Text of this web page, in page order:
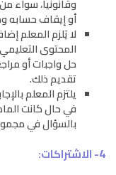
وقانونيا، سواء
أو إيقاف حسابه
لا يَلزم المعلم
المحتوى
حل واجبات أو
تقديم ذلك.
يلتزم المعلم
في حال كانت
بالسؤال في
4- الاشتراكات: